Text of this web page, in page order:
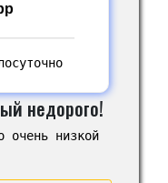
недорого!
очень низкой